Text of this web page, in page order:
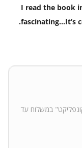
“I read the book
fascinating…It’s
במשלוח עד